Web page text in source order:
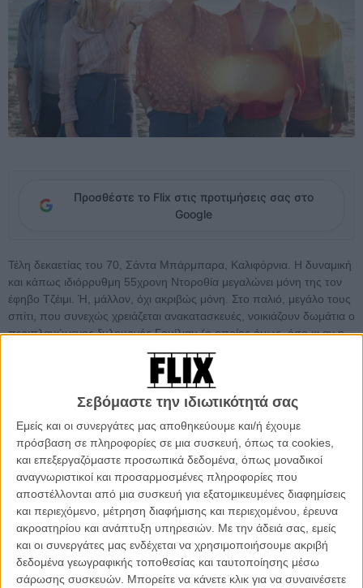
Σεβόμαστε την ιδιωτικότητά σας
Εμείς και οι συνεργάτες μας αποθηκεύουμε και/ή έχουμε
πρόσβαση σε πληροφορίες σε μια συσκευή, όπως τα cookies,
και επεξεργαζόμαστε προσωπικά δεδομένα, όπως μοναδικοί
αναγνωριστικοί και προσαρμοσμένες πληροφορίες που
αποστέλλονται από μια συσκευή για εξατομικευμένες διαφημίσεις
και περιεχόμενο, μέτρηση διαφήμισης και περιεχομένου, έρευνα
ακροατηρίου και ανάπτυξη υπηρεσιών. Με την άδειά σας, εμείς
και οι συνεργάτες μας ενδέχεται να χρησιμοποιήσουμε ακριβή
δεδομένα γεωγραφικής τοποθεσίας και ταυτοποίησης μέσω
σάρωσης συσκευών. Μπορείτε να κάνετε κλικ για να συναινέσετε
Προσθέστε το Flix στις προτιμήσεις σας στο
Google
Τέλη δεκαετίας του 70, Σάντα Μπάρμπαρα, Καλιφόρνια. Η δυναμική
και κάπως ιδιόρρυθμη 55χρονη Ντοροθία μεγαλώνει μόνη της τον
έφηβο Τζέιμι. Ή, μάλλον, όχι ακριβώς μόνη. Στο παλιό, μεγάλο τους
σπίτι, που συνεχώς χρειάζεται ανακατασκευές, νοικιάζουν δωμάτια ο
περιπλανώμενος ξυλουργός Γουίλιαμ (ο οποίος όμως, όσο κι αν η
Ντοροθία κι αν θα ήθελε ένα πρότυπο πατέρα, δεν έχει τίποτα
ενδιαφέρον να προσφέρει ατον πιτσιρικά) και η 25χρονη Αμπι - μία
νεαρή punk καλλιτέχνης, με ελεύθερο φεμινιστικό πνεύμα κι ένα
μυστικό. Η 15χρονη Τζούλι, η κολλητή του Τζέιμι (με την οποία ο
και νύχτες στο σπίτι τους, καθώς θέλει κι εκείνη να ξεφύγει από τη
δική της οικογενειακή αναταραχή. Αναταραχή είναι έτσι κι αλλιώς η
λέξη κλειδί της εποχής. Ο πιτσιρικάς έχει μεγαλώσει μέσα σ' έναν
άδικο πόλεμο, διαδηλώσεις που αλλάζουν τις κοινωνικές δομές,
πολιτιστικές και τεχνολογικές επαναστάσεις, κι ένα διαζύγιο. Η
Ντοροθία νιώθει μεγάλη και ξεπερασμένη, οπότε κάνει κάτι
πρωτοποριακό: ζητά στα δύο νεότερα κορίτσια να τη βοηθήσουν με
την ανατροφή του, προσφέροντάς του μία εικόνα της ζωής που
εκείνη δεν έχει.